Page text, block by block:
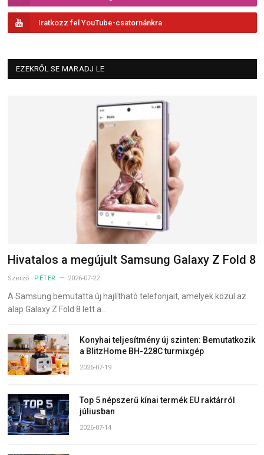
Iratkozz fel YouTube-csatornánkra
EZEKRŐL SE MARADJ LE
Hivatalos a megújult Samsung Galaxy Z Fold 8
Szerző: PÉTER 2026-07-22
A Samsung bemutatta új hajlítható telefonjait, amelyek közül az
alap Galaxy Z Fold 8 lett a…
Konyhai teljesítmény új szinten: Bemutatkozik
a BlitzHome BH-228C turmixgép
2026-07-19
Top 5 népszerű kínai termék EU raktárról
júliusban
2026-07-14